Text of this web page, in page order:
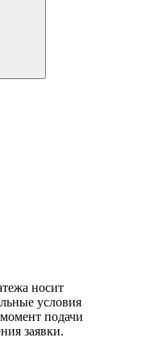
носит
условия
подачи
заявки.